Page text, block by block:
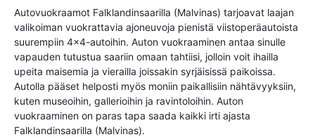
Autovuokraamot Falklandinsaarilla (Malvinas) tarjoavat laajan
valikoiman vuokrattavia ajoneuvoja pienistä viistoperäautoista
suurempiin 4x4-autoihin. Auton vuokraaminen antaa sinulle
vapauden tutustua saariin omaan tahtiisi, jolloin voit ihailla
upeita maisemia ja vierailla joissakin syrjäisissä paikoissa.
Autolla pääset helposti myös moniin paikallisiin nähtävyyksiin,
kuten museoihin, gallerioihin ja ravintoloihin. Auton
vuokraaminen on paras tapa saada kaikki irti ajasta
Falklandinsaarilla (Malvinas).